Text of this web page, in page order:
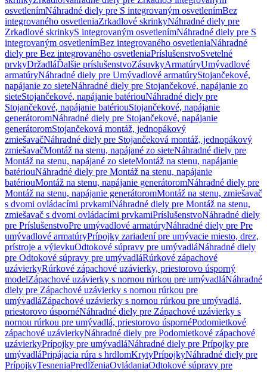
osvetlenímNáhradné diely pre S integrovaným osvetlenímBez
integrovaného osvetleniaZrkadlové skrinkyNáhradné diely pre
Zrkadlové skrinkyS integrovaným osvetlenímNáhradné diely pre S
integrovaným osvetlenímBez integrovaného osvetleniaNáhradné
diely pre Bez integrovaného osvetleniaPríslušenstvoSvetelné
prvkyDržadláĎalšie príslušenstvoZásuvkyArmatúryUmývadlové
armatúryNáhradné diely pre Umývadlové armatúryStojančekové,
napájanie zo sieteNáhradné diely pre Stojančekové, napájanie zo
sieteStojančekové, napájanie batériouNáhradné diely pre
Stojančekové, napájanie batériouStojančekové, napájanie
generátoromNáhradné diely pre Stojančekové, napájanie
generátoromStojančeková montáž, jednopákový
zmiešavačNáhradné diely pre Stojančeková montáž, jednopákový
zmiešavačMontáž na stenu, napájané zo sieteNáhradné diely pre
Montáž na stenu, napájané zo sieteMontáž na stenu, napájanie
batériouNáhradné diely pre Montáž na stenu, napájanie
batériouMontáž na stenu, napájanie generátoromNáhradné diely pre
Montáž na stenu, napájanie generátoromMontáž na stenu, zmiešavač
s dvomi ovládacími prvkamiNáhradné diely pre Montáž na stenu,
zmiešavač s dvomi ovládacími prvkamiPríslušenstvoNáhradné diely
pre PríslušenstvoPre umývadlové armatúryNáhradné diely pre Pre
umývadlové armatúryPrípojky zariadení pre umývacie miesto, drez,
prístroje a výlevkuOdtokové súpravy pre umývadláNáhradné diely
pre Odtokové súpravy pre umývadláRúrkové zápachové
uzávierkyRúrkové zápachové uzávierky, priestorovo úsporný
modelZápachové uzávierky s nornou rúrkou pre umývadláNáhradné
diely pre Zápachové uzávierky s nornou rúrkou pre
umývadláZápachové uzávierky s nornou rúrkou pre umývadlá,
priestorovo úspornéNáhradné diely pre Zápachové uzávierky s
nornou rúrkou pre umývadlá, priestorovo úspornéPodomietkové
zápachové uzávierkyNáhradné diely pre Podomietkové zápachové
uzávierkyPrípojky pre umývadláNáhradné diely pre Prípojky pre
umývadláPripájacia rúra s hrdlomKrytyPrípojkyNáhradné diely pre
PrípojkyTesneniaPredĺženiaOvládaniaOdtokové súpravy pre